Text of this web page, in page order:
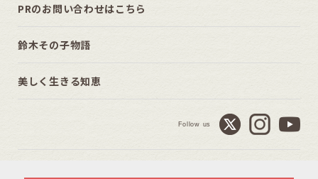
PRのお問い合わせはこちら
鈴木その子物語
美しく生きる知恵
Follow us